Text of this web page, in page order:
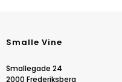
Smalle Vine
Smallegade 24
2000 Frederiksberg